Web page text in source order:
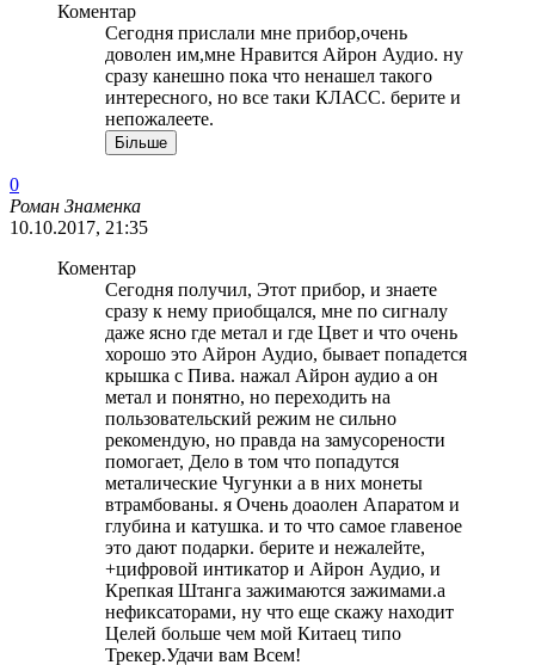
Коментар
Сегодня прислали мне прибор,очень
доволен им,мне Нравится Айрон Аудио. ну
сразу канешно пока что ненашел такого
интересного, но все таки КЛАСС. берите и
непожалеете.
Більше
0
Роман Знаменка
10.10.2017, 21:35
Коментар
Сегодня получил, Этот прибор, и знаете
сразу к нему приобщался, мне по сигналу
даже ясно где метал и где Цвет и что очень
хорошо это Айрон Аудио, бывает попадется
крышка с Пива. нажал Айрон аудио а он
метал и понятно, но переходить на
пользовательский режим не сильно
рекомендую, но правда на замусорености
помогает, Дело в том что попадутся
металические Чугунки а в них монеты
втрамбованы. я Очень доаолен Апаратом и
глубина и катушка. и то что самое главеное
это дают подарки. берите и нежалейте,
+цифровой интикатор и Айрон Аудио, и
Крепкая Штанга зажимаются зажимами.а
нефиксаторами, ну что еще скажу находит
Целей больше чем мой Китаец типо
Трекер.Удачи вам Всем!